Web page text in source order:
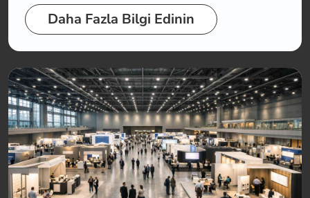
Daha Fazla Bilgi Edinin